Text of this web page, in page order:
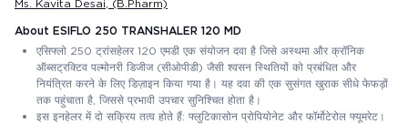
Ms. Kavita Desai , (B.Pharm)
About ESIFLO 250 TRANSHALER 120 MD
एसिफ्लो 250 ट्रांसहेलर 120 एमडी एक संयोजन दवा है जिसे अस्थमा और क्रॉनिक
ऑब्सट्रक्टिव पल्मोनरी डिजीज (सीओपीडी) जैसी श्वसन स्थितियों को प्रबंधित और
नियंत्रित करने के लिए डिज़ाइन किया गया है। यह दवा की एक सुसंगत खुराक सीधे फेफड़ों
तक पहुंचाता है, जिससे प्रभावी उपचार सुनिश्चित होता है।
इस इनहेलर में दो सक्रिय तत्व होते हैं: फ्लुटिकासोन प्रोपियोनेट और फॉर्मोटेरोल फ्यूमरेट।